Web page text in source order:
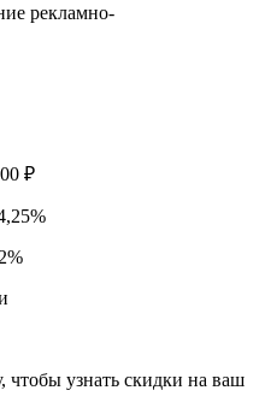
рекламно-
₽
чтобы узнать скидки на ваш